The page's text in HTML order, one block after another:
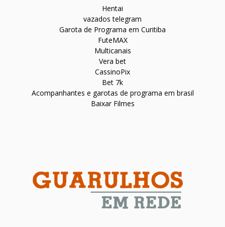
Hentai
vazados telegram
Garota de Programa em Curitiba
FuteMAX
Multicanais
Vera bet
CassinoPix
Bet 7k
Acompanhantes e garotas de programa em brasil
Baixar Filmes